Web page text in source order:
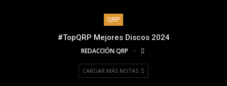
QRP
#TopQRP Mejores Discos 2024
REDACCIÓN QRP
CARGAR MÁS NOTAS